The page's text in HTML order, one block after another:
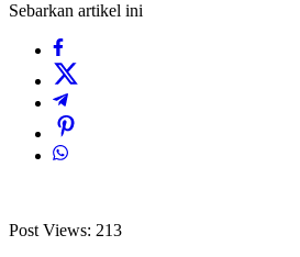
Sebarkan artikel ini
Post Views: 213